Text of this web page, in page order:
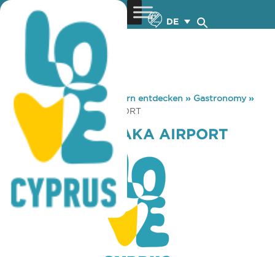
DE
You are here: Home »Zypern entdecken » Gastronomy»
FLOCAFE LARNAKA AIRPORT
FLOCAFE LARNAKA AIRPORT